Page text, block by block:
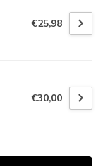
€25,98
€30,00